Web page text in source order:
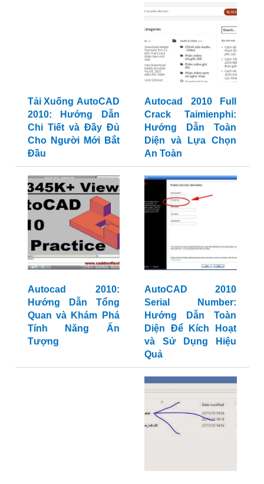
Tải Xuống AutoCAD
2010: Hướng Dẫn
Chi Tiết và Đầy Đủ
Cho Người Mới Bắt
Đầu
Autocad 2010 Full
Crack Taimienphi:
Hướng Dẫn Toàn
Diện và Lựa Chọn
An Toàn
Autocad 2010:
Hướng Dẫn Tổng
Quan và Khám Phá
Tính Năng Ấn
Tượng
AutoCAD 2010
Serial Number:
Hướng Dẫn Toàn
Diện Để Kích Hoạt
và Sử Dụng Hiệu
Quả